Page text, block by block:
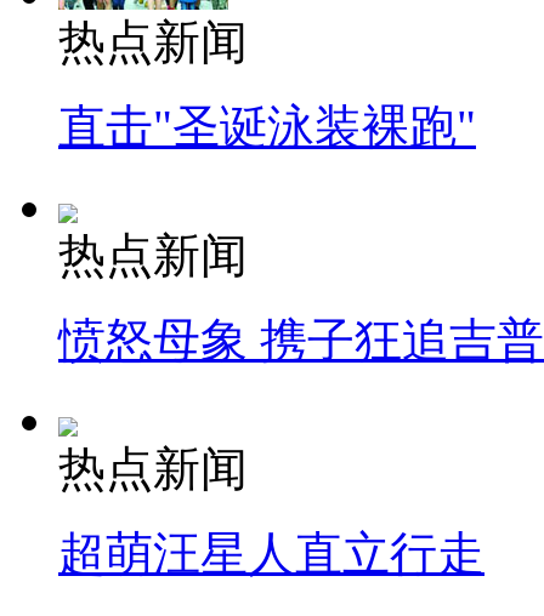
热点新闻
直击"圣诞泳装裸跑"
热点新闻
愤怒母象 携子狂追吉
热点新闻
超萌汪星人直立行走